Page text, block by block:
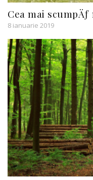
Cea mai
8 ianuarie 2019